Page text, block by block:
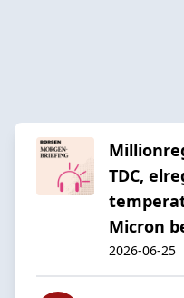
TDC,
Micron
2026-06-25